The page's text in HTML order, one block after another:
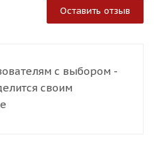
Оставить отзыв
с выбором -
своим